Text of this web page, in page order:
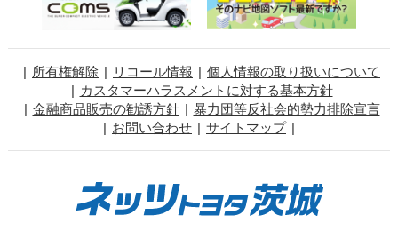
所有権解除 リコール情報
個人情報の取り扱いについて
カスタマーハラスメントに対する基本方針
金融商品販売の勧誘方針
暴力団等反社会的勢力排除宣言
お問い合わせ
サイトマップ